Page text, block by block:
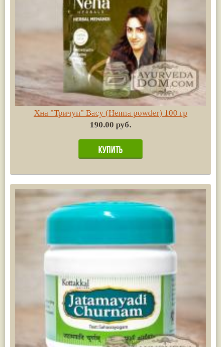
Хна "Тричуп" Васу (Henna powder) 100 гр
190.00 руб.